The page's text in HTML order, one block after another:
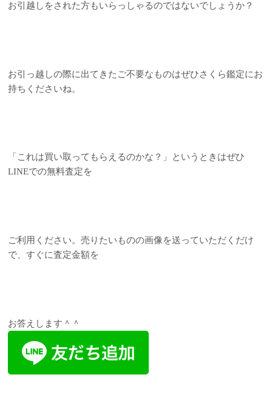
お引越しをされた方もいらっしゃるのではないでしょうか？
お引っ越しの際に出てきたご不要なものはぜひさくら鑑定にお
持ちくださいね。
「これは買い取ってもらえるのかな？」というときはぜひ
LINEでの無料査定を
ご利用ください。売りたいものの画像を送っていただくだけ
で、すぐに査定金額を
お答えします＾＾